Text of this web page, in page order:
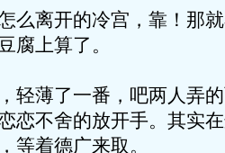
么离开的冷宫，靠！那
腐上算了。
轻薄了一番，吧两人弄
恋不舍的放开手。其实
等着德广来取。